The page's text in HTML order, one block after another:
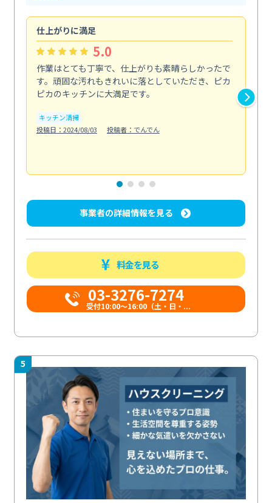
仕上がりに満足
5.0
作業はとても丁寧で、仕上がりも素晴らしかったで
す。頑固な汚れもきれいに落としていただき、ピカ
ピカのキッチンに大満足です。
キッチン清掃
投稿日：2024/08/03
投稿者：でんでん
事業者の詳細情報を見る
料金を見る
03-3276-7274
受付10:00〜16:00（土・日・...
5